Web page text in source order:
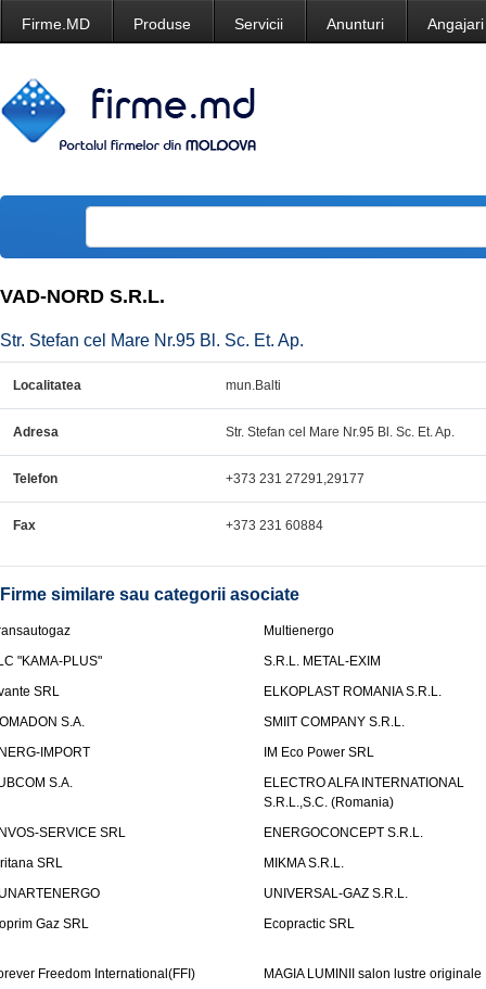
Firme.MD Produse Servicii Anunturi Angajari
VAD-NORD S.R.L.
Str. Stefan cel Mare Nr.95 Bl. Sc. Et. Ap.
Localitatea mun.Balti
Adresa Str. Stefan cel Mare Nr.95 Bl. Sc. Et. Ap.
Telefon +373 231 27291,29177
Fax +373 231 60884
Firme similare sau categorii asociate
Multienergo
"KAMA-PLUS"
S.R.L. METAL-EXIM
SRL
ELKOPLAST ROMANIA S.R.L.
S.A.
SMIIT COMPANY S.R.L.
IMPORT
IM Eco Power SRL
S.A.
ELECTRO ALFA INTERNATIONAL
S.R.L.,S.C. (Romania)
SERVICE SRL
ENERGOCONCEPT S.R.L.
SRL
MIKMA S.R.L.
UNIVERSAL-GAZ S.R.L.
Gaz SRL
Ecopractic SRL
Freedom International(FFI)
MAGIA LUMINII salon lustre originale